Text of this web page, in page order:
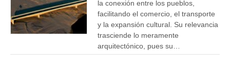
la conexión entre los pueblos,
facilitando el comercio, el transporte
y la expansión cultural. Su relevancia
trasciende lo meramente
arquitectónico, pues su…